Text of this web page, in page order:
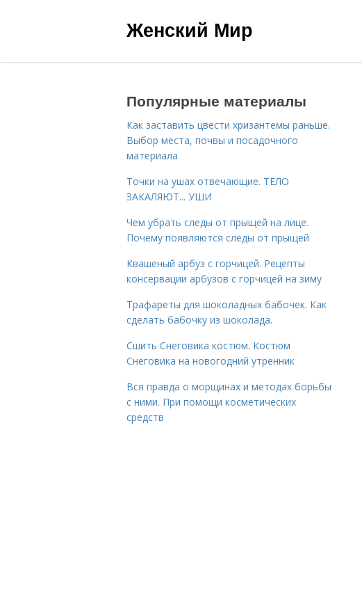
Женский Мир
Популярные материалы
Как заставить цвести хризантемы раньше.
Выбор места, почвы и посадочного
материала
Точки на ушах отвечающие. ТЕЛО
ЗАКАЛЯЮТ... УШИ
Чем убрать следы от прыщей на лице.
Почему появляются следы от прыщей
Квашеный арбуз с горчицей. Рецепты
консервации арбузов с горчицей на зиму
Трафареты для шоколадных бабочек. Как
сделать бабочку из шоколада.
Сшить Снеговика костюм. Костюм
Снеговика на новогодний утренник
Вся правда о морщинах и методах борьбы
с ними. При помощи косметических
средств